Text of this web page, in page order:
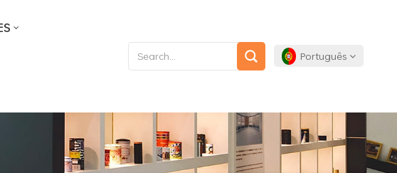
Português
Français